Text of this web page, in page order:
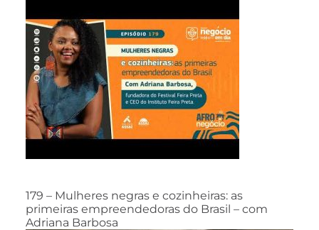
179 – Mulheres negras e cozinheiras: as
primeiras empreendedoras do Brasil – com
Adriana Barbosa